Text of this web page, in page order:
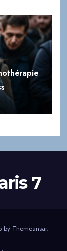
7
by Themeansar.